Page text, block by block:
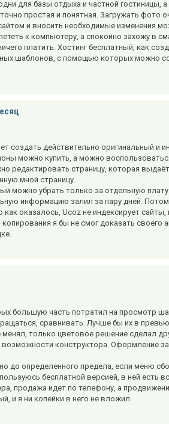
для базы отдыха и частной гостиницы, а
простая и понятная. Загружать фото
и вносить необходимые изменения
к компьютеру, а спокойно захожу в
платить. Хостинг бесплатный, как
шаблонов, с помощью которых можно
создать действительно оригинальный и
можно купить, а можно
редактировать страницу, которая
мной страницу.
можно убрать только за отдельную
информацию залил за пару дней.
оказалось, Ucoz не индексирует
я бы не смог доказать своего
большую часть потратил на просмотр
сравнивать. Лучше бы их в
только цветовое решение сделал
конструктора. Оформление
до определенного предела, если меню
бесплатной версией, в ней есть
продажа идет по телефону, а
и я ни копейки в него не вложил.